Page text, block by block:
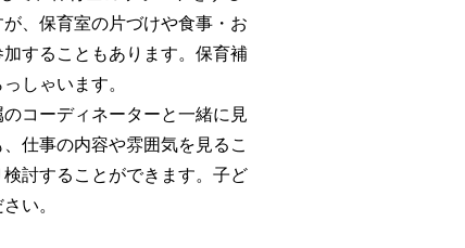
、保育室の片づけや食事・お
することもあります。保育補
しゃいます。
コーディネーターと一緒に見
仕事の内容や雰囲気を見るこ
討することができます。子ど
い。